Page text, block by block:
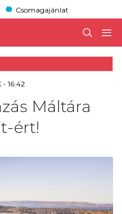
Csomagajánlat
- 16:42
Máltára
ért!